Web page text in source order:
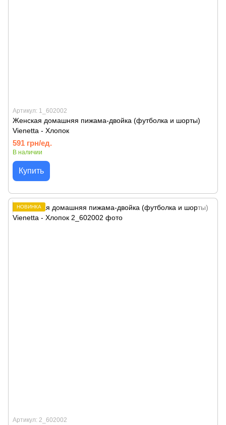
Артикул: 1_602002
Женская домашняя пижама-двойка (футболка и шорты)
Vienetta - Хлопок
591 грн/ед.
В наличии
Купить
НОВИНКА
Артикул: 2_602002